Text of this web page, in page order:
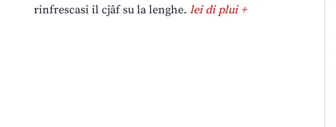
rinfrescasi il cjâf su la lenghe. lei di plui +